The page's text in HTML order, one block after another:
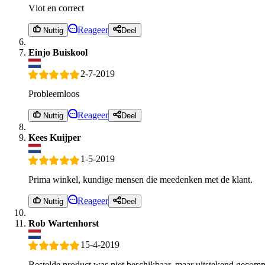
Vlot en correct
Nuttig Reageer Deel
Einjo Buiskool
2-7-2019
Probleemloos
Nuttig Reageer Deel
Kees Kuijper
1-5-2019
Prima winkel, kundige mensen die meedenken met de klant.
Nuttig Reageer Deel
Rob Wartenhorst
15-4-2019